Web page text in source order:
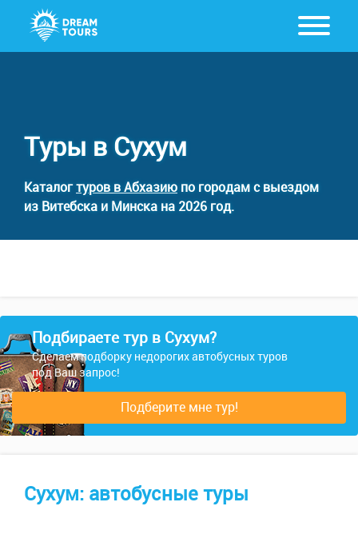
Туры в Сухум
Каталогтуров в Абхазию по городам с выездом
из Витебска и Минска на 2026 год.
Подбираете тур в Сухум?
Сделаем подборку недорогих автобусных туров
под Ваш запрос!
Подберите мне тур!
Сухум: автобусные туры